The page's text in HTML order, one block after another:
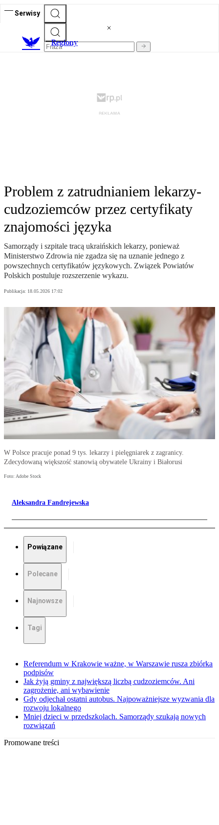
Serwisy
Regiony
Problem z zatrudnianiem lekarzy-
cudzoziemców przez certyfikaty
znajomości języka
Samorządy i szpitale tracą ukraińskich lekarzy, ponieważ
Ministerstwo Zdrowia nie zgadza się na uznanie jednego z
powszechnych certyfikatów językowych. Związek Powiatów
Polskich postuluje rozszerzenie wykazu.
Publikacja: 18.05.2026 17:02
W Polsce pracuje ponad 9 tys. lekarzy i pielęgniarek z zagranicy.
Zdecydowaną większość stanowią obywatele Ukrainy i Białorusi
Foto: Adobe Stock
Aleksandra Fandrejewska
Powiązane
Polecane
Najnowsze
Tagi
Referendum w Krakowie ważne, w Warszawie rusza zbiórka
podpisów
Jak żyją gminy z największą liczbą cudzoziemców. Ani
zagrożenie, ani wybawienie
Gdy odjechał ostatni autobus. Najpoważniejsze wyzwania dla
rozwoju lokalnego
Mniej dzieci w przedszkolach. Samorządy szukają nowych
rozwiązań
Promowane treści